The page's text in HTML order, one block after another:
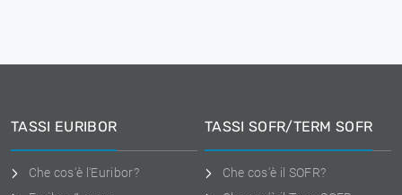
TASSI EURIBOR
Che cos'è l'Euribor?
TASSI SOFR/TERM SOFR
Che cos'è il SOFR?